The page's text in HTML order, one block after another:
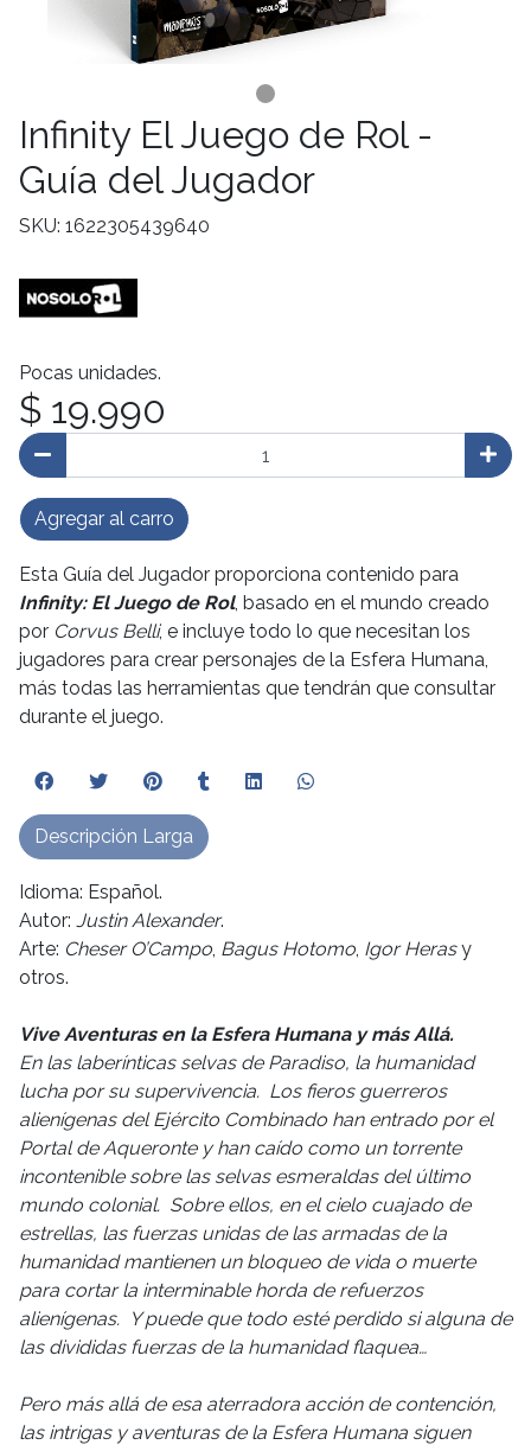
Infinity El Juego de Rol -
Guía del Jugador
SKU: 1622305439640
Pocas unidades.
$ 19.990
Agregar al carro
Esta Guía del Jugador proporciona contenido para
Infinity: El Juego de Rol, basado en el mundo creado
por Corvus Belli, e incluye todo lo que necesitan los
jugadores para crear personajes de la Esfera Humana,
más todas las herramientas que tendrán que consultar
durante el juego.
Idioma: Español.
Autor: Justin Alexander.
Arte: Cheser O’Campo, Bagus Hotomo, Igor Herasy
otros.
Vive Aventuras en la Esfera Humana y más Allá.
En las laberínticas selvas de Paradiso, la humanidad
lucha por su supervivencia. Los fieros guerreros
alienígenas del Ejército Combinado han entrado por el
Portal de Aqueronte y han caído como un torrente
incontenible sobre las selvas esmeraldas del último
mundo colonial. Sobre ellos, en el cielo cuajado de
estrellas, las fuerzas unidas de las armadas de la
humanidad mantienen un bloqueo de vida o muerte
para cortar la interminable horda de refuerzos
alienígenas. Y puede que todo esté perdido si alguna de
las divididas fuerzas de la humanidad flaquea…
Pero más allá de esa aterradora acción de contención,
las intrigas y aventuras de la Esfera Humana siguen
Descripción Larga